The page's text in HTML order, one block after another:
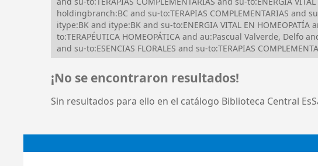
holdingbranch:BC and su-to:TERAPIAS COMPLEMENTARIAS and
itype:BK and itype:BK and su-to:ENERGIA VITAL EN HOMEOPATÍA
to:TERAPÉUTICA HOMEOPÁTICA and au:Pascual Valverde, Delfo
and su-to:ESENCIAS FLORALES and su-to:TERAPIAS
¡No se encontraron resultados!
Sin resultados para ello en el catálogo Biblioteca Central